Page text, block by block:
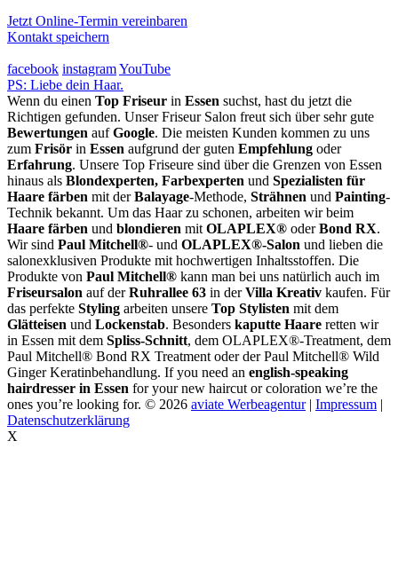
Jetzt Online-Termin vereinbaren
Kontakt speichern
facebook instagramYouTube
PS: Liebe dein Haar.
Wenn du einen Top Friseur in Essen suchst, hast du jetzt die
Richtigen gefunden. Unser Friseur Salon freut sich über sehr gute
Bewertungen aufGoogle. Die meisten Kunden kommen zu uns
zum Frisör in Essen aufgrund der guten Empfehlung oder
Erfahrung. Unsere Top Friseure sind über die Grenzen von Essen
hinaus als Blondexperten, Farbexperten und Spezialisten für
Haare färben mit derBalayage-Methode, Strähnen und Painting-
Technik bekannt. Um das Haar zu schonen, arbeiten wir beim
Haare färben und blondieren mit OLAPLEX® oderBond RX.
Wir sind Paul Mitchell®- und OLAPLEX®-Salon und lieben die
salonexklusiven Produkte mit hochwertigen Inhaltsstoffen. Die
Produkte von Paul Mitchell® kann man bei uns natürlich auch im
Friseursalon auf derRuhrallee 63 in derVilla Kreativ kaufen. Für
das perfekte Styling arbeiten unsere Top Stylisten mit dem
Glätteisen und Lockenstab. Besonders kaputte Haare retten wir
in Essen mit dem Spliss-Schnitt, dem OLAPLEX®-Treatment, dem
Paul Mitchell® Bond RX Treatment oder der Paul Mitchell® Wild
Ginger Keratinbehandlung. If you need an english-speaking
hairdresser in Essen for your new haircut or coloration we’re the
ones you’re looking for. © 2026 aviate Werbeagentur| Impressum |
Datenschutzerklärung
X